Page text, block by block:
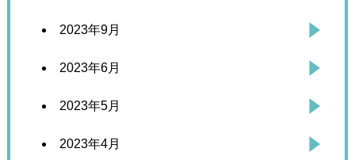
2023年9月
2023年6月
2023年5月
2023年4月